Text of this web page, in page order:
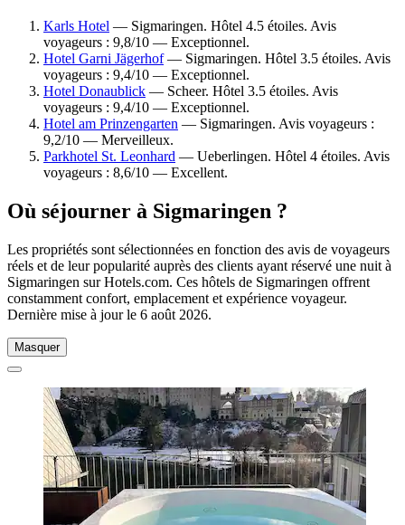
Karls Hotel — Sigmaringen. Hôtel 4.5 étoiles. Avis
voyageurs : 9,8/10 — Exceptionnel.
Hotel Garni Jägerhof— Sigmaringen. Hôtel 3.5 étoiles. Avis
voyageurs : 9,4/10 — Exceptionnel.
Hotel Donaublick — Scheer. Hôtel 3.5 étoiles. Avis
voyageurs : 9,4/10 — Exceptionnel.
Hotel am Prinzengarten — Sigmaringen. Avis voyageurs :
9,2/10 — Merveilleux.
Parkhotel St. Leonhard — Ueberlingen. Hôtel 4 étoiles. Avis
voyageurs : 8,6/10 — Excellent.
Où séjourner à Sigmaringen ?
Les propriétés sont sélectionnées en fonction des avis de voyageurs
réels et de leur popularité auprès des clients ayant réservé une nuit à
Sigmaringen sur Hotels.com. Ces hôtels de Sigmaringen offrent
constamment confort, emplacement et expérience voyageur.
Dernière mise à jour le 6 août 2026.
Masquer